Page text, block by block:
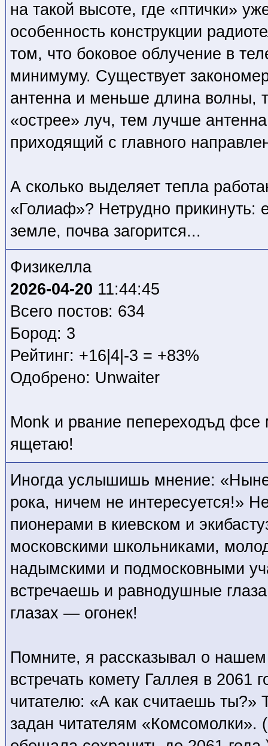
на такой высоте, где «птички»
особенность конструкции
том, что боковое облучение в
минимуму. Существует
антенна и меньше длина волны,
«острее» луч, тем лучше
приходящий с главного
А сколько выделяет тепла
«Голиаф»? Нетрудно прикинуть:
земле, почва загорится...
Физикелла
2026-04-20 11:44:45
Всего постов: 634
Бород: 3
Рейтинг: +16|4|-3 = +83%
Одобрено: Unwaiter
Monk и рвание пепереходъд
ящетаю!
Иногда услышишь мнение:
рока, ничем не интересуется!»
пионерами в киевском и
московскими школьниками,
надымскими и подмосковными
встречаешь и равнодушные
глазах — огонек!
Помните, я рассказывал о нашем
встречать комету Галлея в 2061
читателю: «А как считаешь ты?»
задан читателям «Комсомолки».